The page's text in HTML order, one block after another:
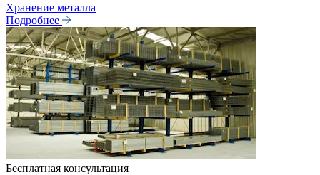
Хранение металла
Подробнее
Бесплатная консультация